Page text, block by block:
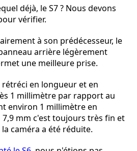
déjà, le S7 ? Nous devons
vérifier.
à son prédécesseur, le
arrière légèrement
une meilleure prise.
rétréci en longueur et en
1 millimètre par rapport au
environ 1 millimètre en
7,9 mm c'est toujours très fin et
caméra a été réduite.